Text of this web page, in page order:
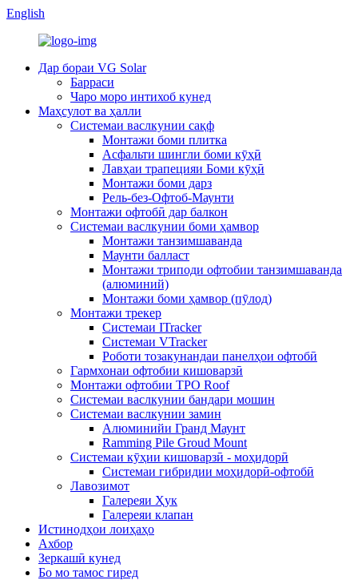
English
Дар бораи VG Solar
Барраси
Чаро моро интихоб кунед
Маҳсулот ва ҳалли
Системаи васлкунии сақф
Монтажи боми плитка
Асфальти шингли боми кӯҳӣ
Лавҳаи трапецияи Боми кӯҳӣ
Монтажи боми дарз
Рель-без-Офтоб-Маунти
Монтажи офтобӣ дар балкон
Системаи васлкунии боми ҳамвор
Монтажи танзимшаванда
Маунти балласт
Монтажи триподи офтобии танзимшаванда
(алюминий)
Монтажи боми ҳамвор (пӯлод)
Монтажи трекер
Системаи ITracker
Системаи VTracker
Роботи тозакунандаи панелҳои офтобӣ
Гармхонаи офтобии кишоварзӣ
Монтажи офтобии TPO Roof
Системаи васлкунии бандари мошин
Системаи васлкунии замин
Алюминийи Гранд Маунт
Ramming Pile Groud Mount
Системаи кӯҳии кишоварзӣ - моҳидорӣ
Системаи гибридии моҳидорӣ-офтобӣ
Лавозимот
Галереяи Ҳук
Галереяи клапан
Истинодҳои лоиҳаҳо
Ахбор
Зеркашӣ кунед
Бо мо тамос гиред